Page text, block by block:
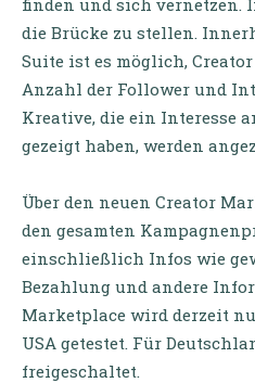
die Brücke zu stellen.
Suite ist es möglich,
Anzahl der Follower und
Kreative, die ein Interesse
gezeigt haben, werden
Über den neuen Creator
den gesamten
einschließlich Infos wie
Bezahlung und andere
Marketplace wird derzeit
USA getestet. Für
freigeschaltet.